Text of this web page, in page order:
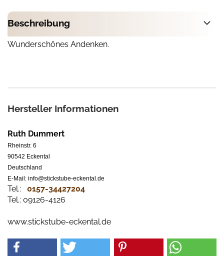
Beschreibung
Wunderschönes Andenken.
Hersteller Informationen
Ruth Dummert
Rheinstr. 6
90542 Eckental
Deutschland
E-Mail: info@stickstube-eckental.de
Tel.: 0157-34427204​
Tel.: 09126-4126
www.stickstube-eckental.de